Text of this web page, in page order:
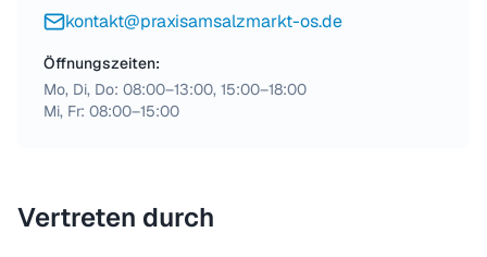
kontakt@praxisamsalzmarkt-os.de
Öffnungszeiten:
Mo, Di, Do: 08:00–13:00, 15:00–18:00
Mi, Fr: 08:00–15:00
Vertreten durch